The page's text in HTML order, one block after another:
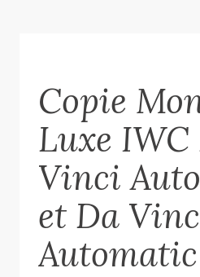
Copie
Luxe IWC
Vinci
et Da